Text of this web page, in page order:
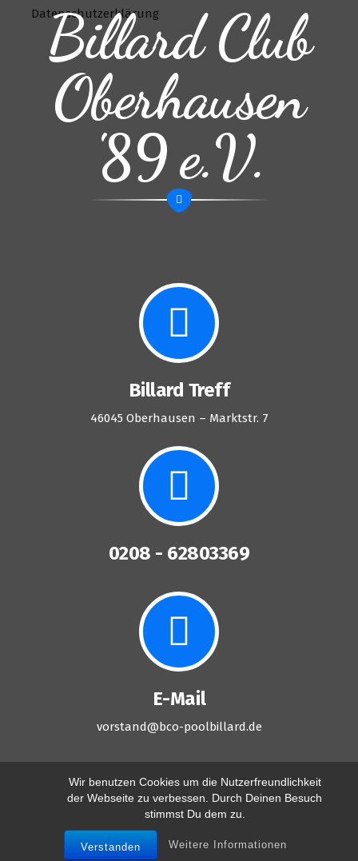
Wir benutzen Cookies um die Nutzerfreundlichkeit
der Webseite zu verbessen. Durch Deinen Besuch
stimmst Du dem zu.
Verstanden Weitere Informationen
Datenschutzerklärung
Billard Club
Oberhausen
'89 e.V.
Billard Treff
46045 Oberhausen – Marktstr. 7
0208 - 62803369
E-Mail
vorstand@bco-poolbillard.de
Copyright © 2026 Billard Club Oberhausen '89 e.V.